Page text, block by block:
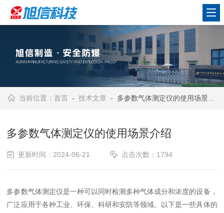
当前位置：首页 -技术文章 - 多参数气体测定仪的使用场景介绍
多参数气体测定仪的使用场景介绍
更新时间：2024-06-21 点击次数：1794
多参数气体测定仪是一种可以同时检测多种气体成分和浓度的设备，
广泛应用于各种工业、环保、科研和安防等领域。以下是一些具体的